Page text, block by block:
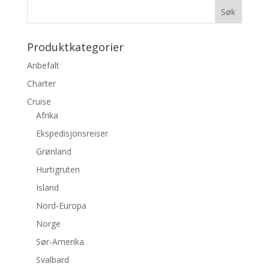
Produktkategorier
Anbefalt
Charter
Cruise
Afrika
Ekspedisjonsreiser
Grønland
Hurtigruten
Island
Nord-Europa
Norge
Sør-Amerika
Svalbard